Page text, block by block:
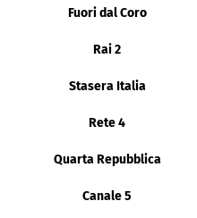
Fuori dal Coro
Rai 2
Stasera Italia
Rete 4
Quarta Repubblica
Canale 5